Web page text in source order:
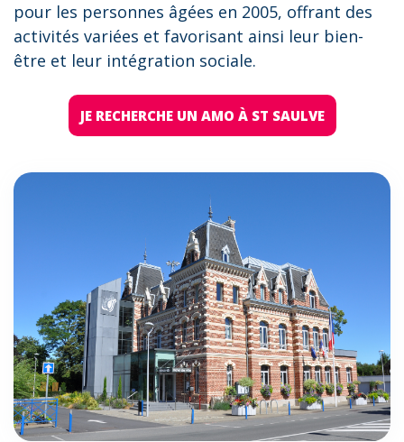
pour les personnes âgées en 2005, offrant des
activités variées et favorisant ainsi leur bien-
être et leur intégration sociale.
JE RECHERCHE UN AMO À ST SAULVE